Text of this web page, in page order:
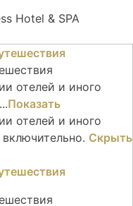
Hotel & SPA
отелей и иного
Показать
отелей и иного
Скрыть